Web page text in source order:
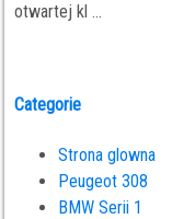
otwartej kl ...
Categorie
Strona glowna
Peugeot 308
BMW Serii 1